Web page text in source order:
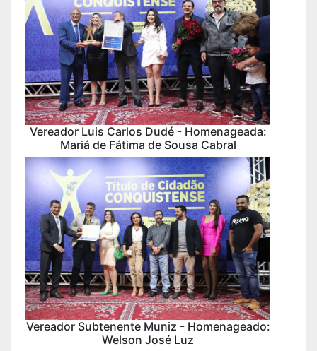
Vereador Luis Carlos Dudé - Homenageada:
Mariá de Fátima de Sousa Cabral
Vereador Subtenente Muniz - Homenageado:
Welson José Luz